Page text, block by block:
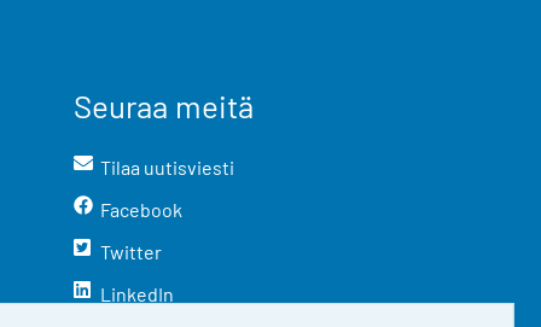
Seuraa meitä
Tilaa uutisviesti
Facebook
Twitter
LinkedIn